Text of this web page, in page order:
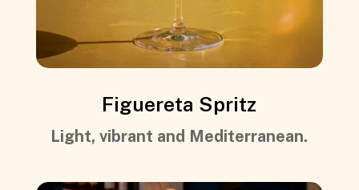
Figuereta Spritz
Light, vibrant and Mediterranean.